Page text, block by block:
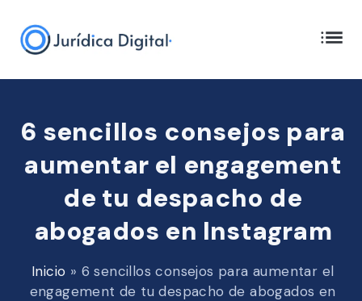
6 sencillos consejos para
aumentar el engagement
de tu despacho de
abogados en Instagram
Inicio » 6 sencillos consejos para aumentar el
engagement de tu despacho de abogados en